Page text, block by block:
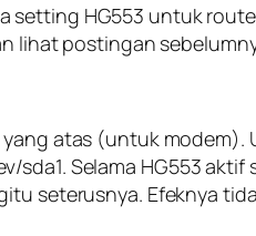
setting HG553 untuk
lihat postingan
yang atas (untuk
sda1. Selama HG553
seterusnya. Efeknya